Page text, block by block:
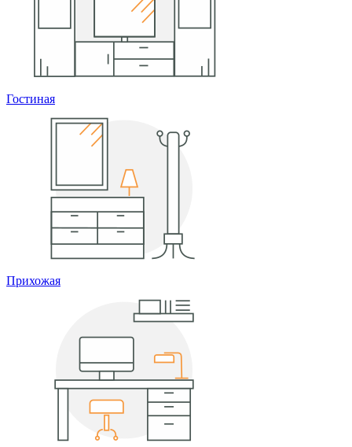
Гостиная
Прихожая